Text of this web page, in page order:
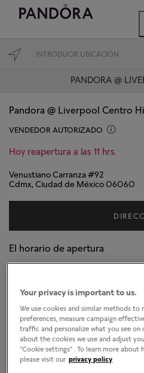
PANDORA @
Pandora @ Liverpool Centro
VENDEDOR AUTORIZADO
Hoy reapertura a las 11 hrs.
Venustiano Carranza #92
Cdmx, Ciudad de México 06060
El horario de apertura
Lunes
Miércoles
Viernes
Sábado
Domingo
Acerca de Joyería Pandora
Your privacy is important to us.
We use cookies and similar methods to
preferences, measure campaign
traffic and personalize what you see on
about the cookies we use and adjust
"Cookie settings" . To learn more about
please visit our privacy policy